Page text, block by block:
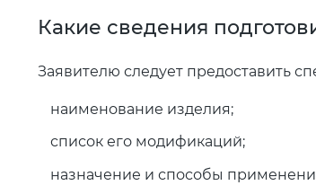
Какие сведения
Заявителю следует предоставить
наименование изделия;
список его модификаций;
назначение и способы